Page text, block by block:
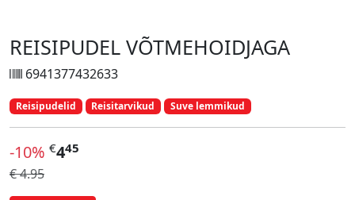
REISIPUDEL VÕTMEHOIDJAGA
6941377432633
Reisipudelid Reisitarvikud Suve lemmikud
-10% €445
€ 4.95